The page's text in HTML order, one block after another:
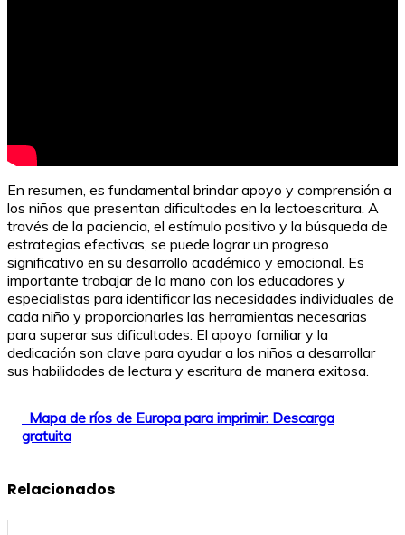
En resumen, es fundamental brindar apoyo y comprensión a
los niños que presentan dificultades en la lectoescritura. A
través de la paciencia, el estímulo positivo y la búsqueda de
estrategias efectivas, se puede lograr un progreso
significativo en su desarrollo académico y emocional. Es
importante trabajar de la mano con los educadores y
especialistas para identificar las necesidades individuales de
cada niño y proporcionarles las herramientas necesarias
para superar sus dificultades. El apoyo familiar y la
dedicación son clave para ayudar a los niños a desarrollar
sus habilidades de lectura y escritura de manera exitosa.
Mapa de ríos de Europa para imprimir: Descarga
gratuita
Relacionados